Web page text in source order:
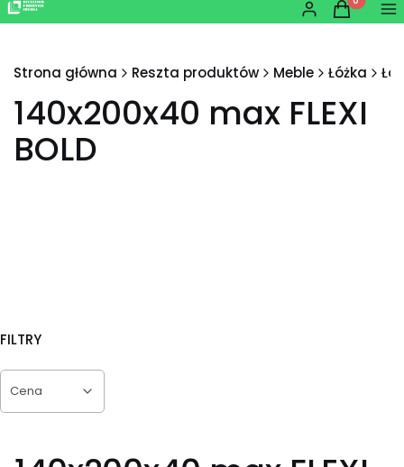
Zaloguj się
Produkty
Koszyk
Strona główna Reszta produktów Meble Łóżka
140x200x40 max FLEXI
BOLD
FILTRY
Cena